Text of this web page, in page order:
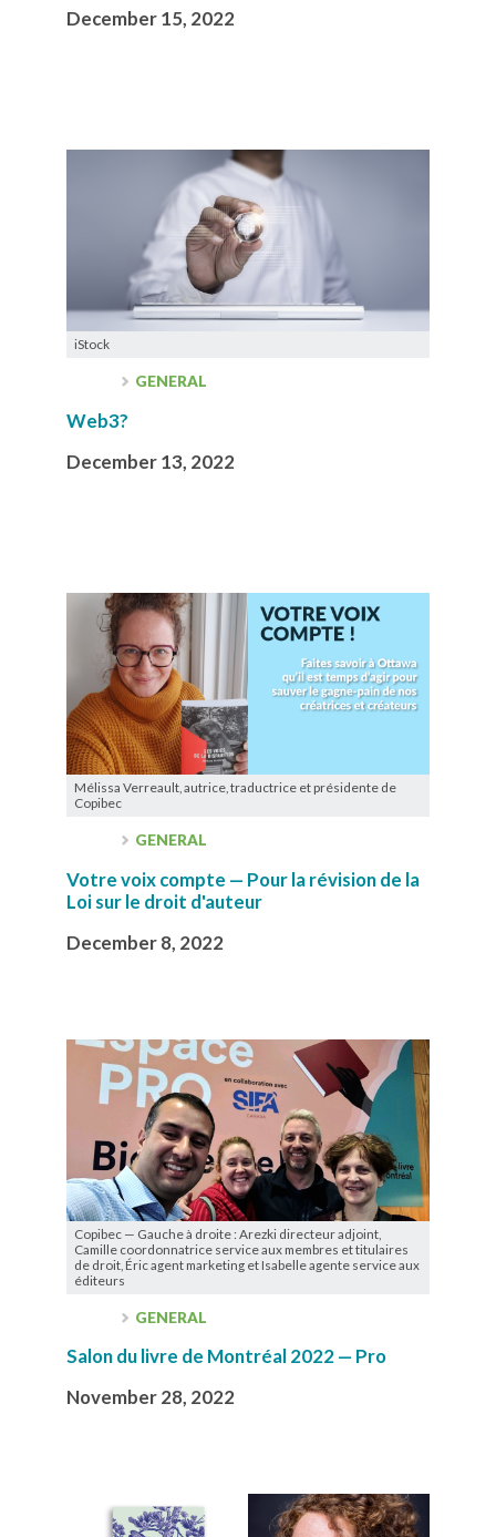
December 15, 2022
iStock
GENERAL
Web3?
December 13, 2022
Mélissa Verreault, autrice, traductrice et présidente de
Copibec
GENERAL
Votre voix compte — Pour la révision de la
Loi sur le droit d'auteur
December 8, 2022
Copibec — Gauche à droite : Arezki directeur adjoint,
Camille coordonnatrice service aux membres et titulaires
de droit, Éric agent marketing et Isabelle agente service aux
éditeurs
GENERAL
Salon du livre de Montréal 2022 — Pro
November 28, 2022